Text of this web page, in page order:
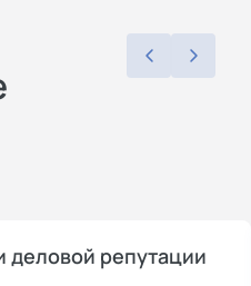
деловой репутации